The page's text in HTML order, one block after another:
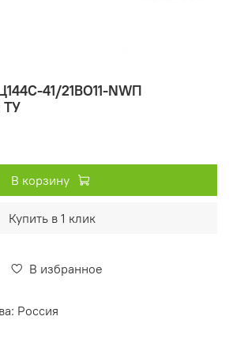
41/21ВО11-NWП
ТУ
В избранное
В корзину
Купить в 1 клик
Россия